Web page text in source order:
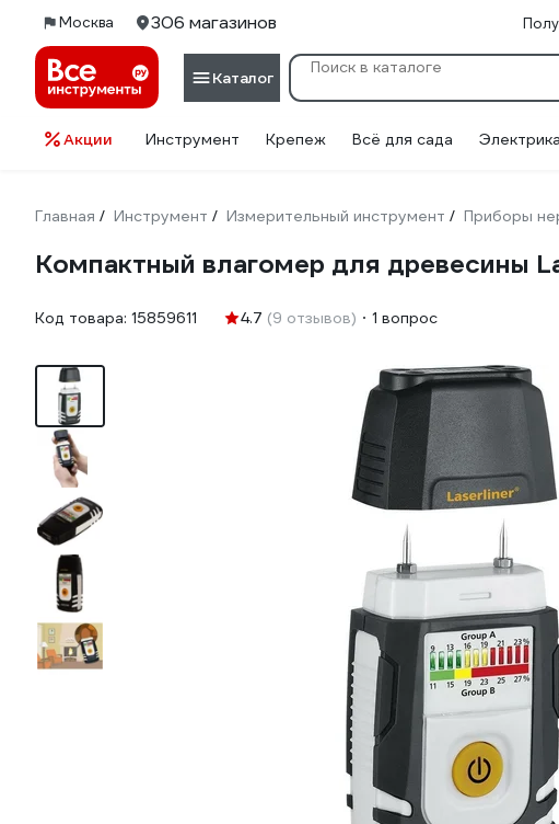
Москва 306 магазинов
Каталог
Акции Инструмент Крепеж Всё для сада Электрика
Главная / Инструмент / Измерительный инструмент / Приборы
Компактный влагомер для древесины
Код товара: 15859611 4.7 (9 отзывов) 1 вопрос